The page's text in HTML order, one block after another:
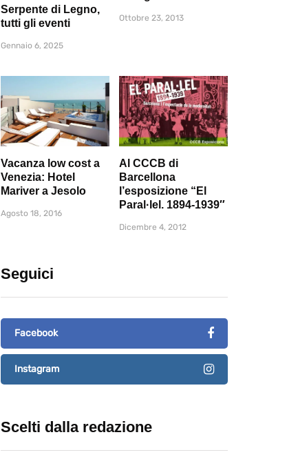
Serpente di Legno,
tutti gli eventi
Gennaio 6, 2025
Ottobre 23, 2013
Vacanza low cost a
Venezia: Hotel
Mariver a Jesolo
Agosto 18, 2016
Al CCCB di
Barcellona
l’esposizione “El
Paral·lel. 1894-1939″
Dicembre 4, 2012
Seguici
Facebook
Instagram
Scelti dalla redazione